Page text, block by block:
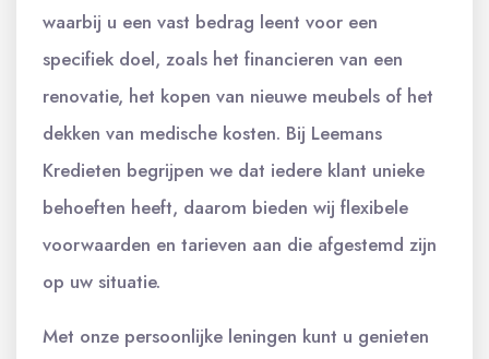
waarbij u een vast bedrag leent voor een
specifiek doel, zoals het financieren van een
renovatie, het kopen van nieuwe meubels of het
dekken van medische kosten. Bij Leemans
Kredieten begrijpen we dat iedere klant unieke
behoeften heeft, daarom bieden wij flexibele
voorwaarden en tarieven aan die afgestemd zijn
op uw situatie.
Met onze persoonlijke leningen kunt u genieten